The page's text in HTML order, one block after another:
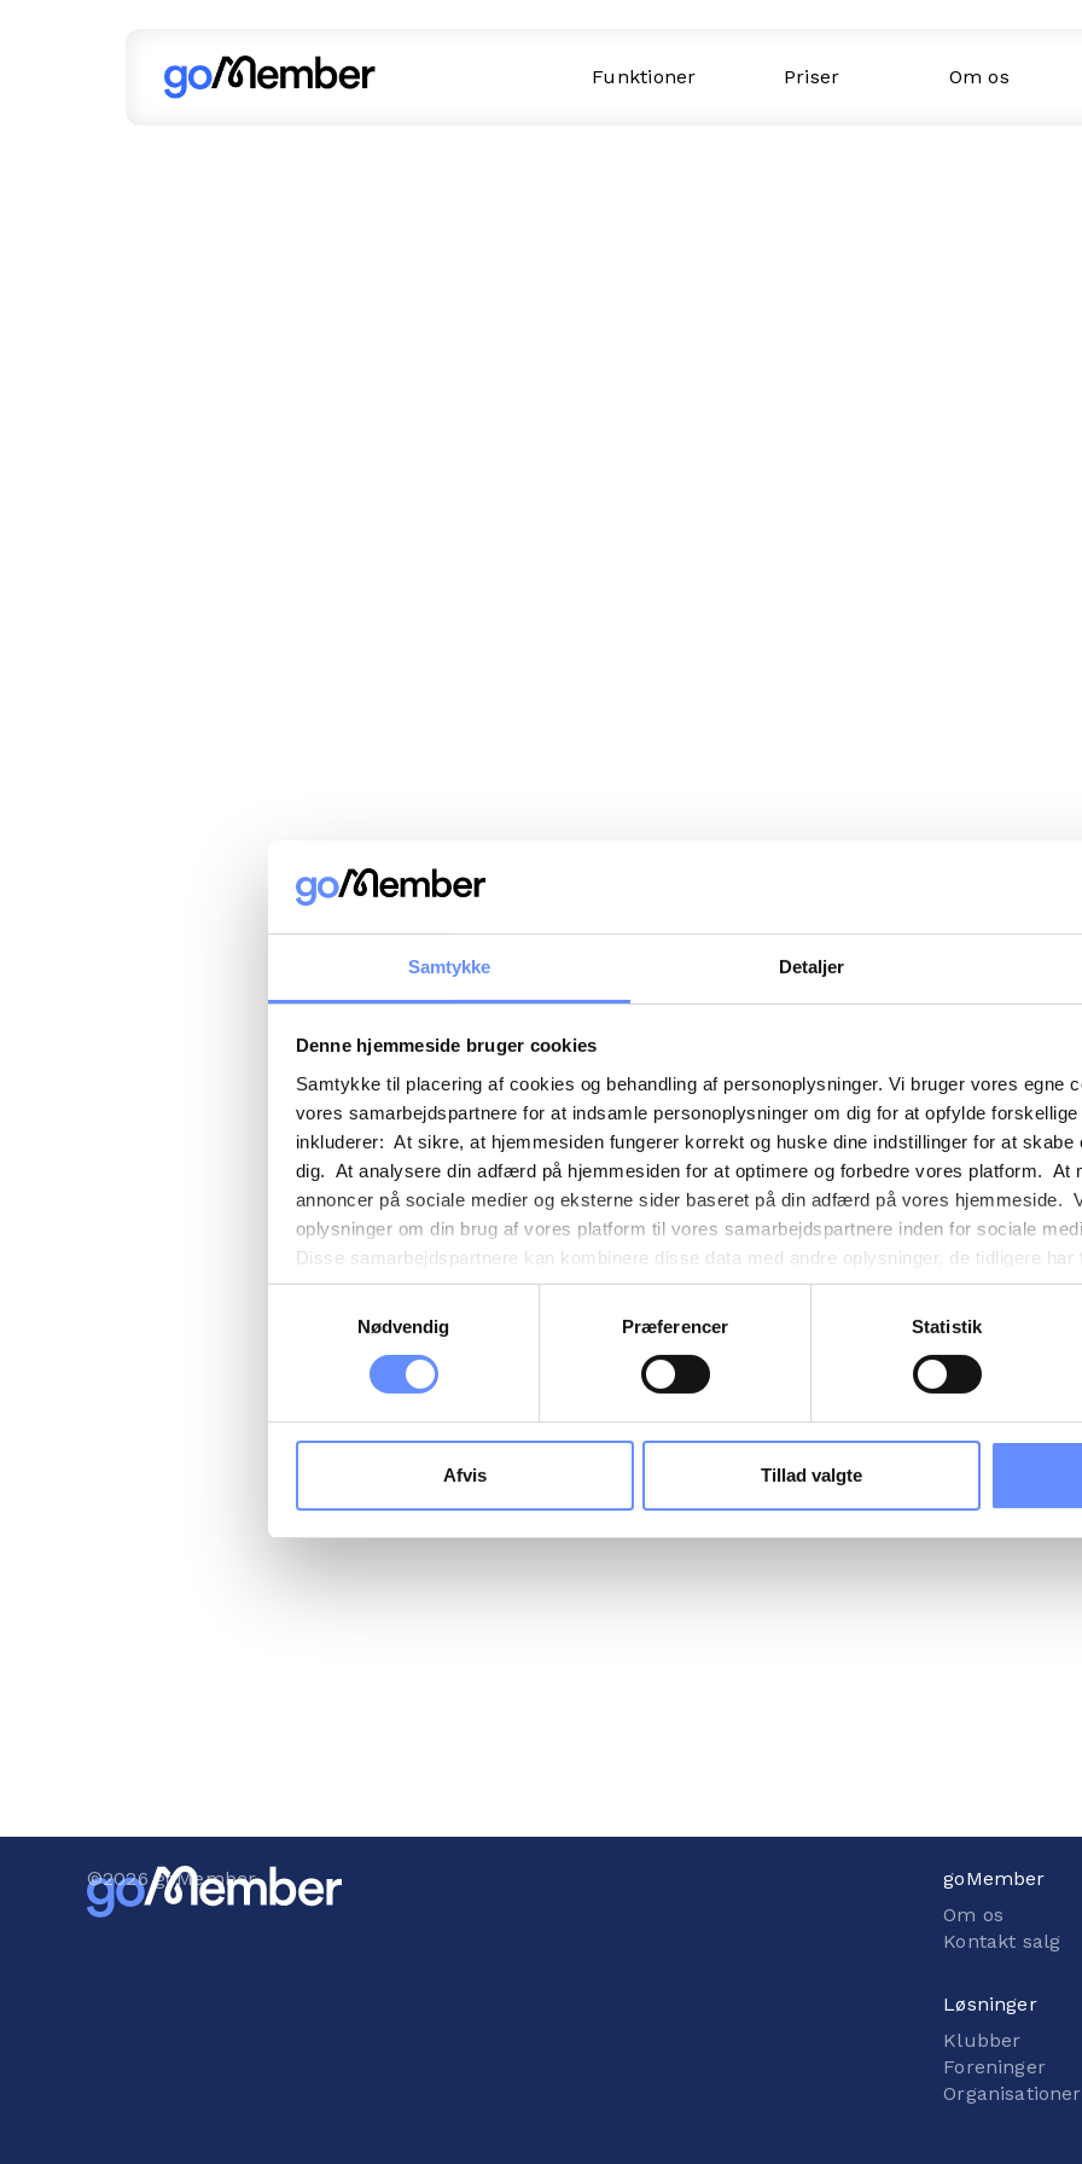
Samtykke Detaljer
Denne hjemmeside bruger cookies
Samtykke til placering af cookies og behandling af personoplysninger. Vi bruger vores egne
vores samarbejdspartnere for at indsamle personoplysninger om dig for at opfylde
inkluderer: At sikre, at hjemmesiden fungerer korrekt og huske dine indstillinger for at skabe
dig. At analysere din adfærd på hjemmesiden for at optimere og forbedre vores platform. At
annoncer på sociale medier og eksterne sider baseret på din adfærd på vores hjemmeside.
oplysninger om din brug af vores platform til vores samarbejdspartnere inden for sociale
Disse samarbejdspartnere kan kombinere disse data med andre oplysninger, de tidligere
gennem din brug af deres tjenester. Det skal bemærkes, at nogle af vores
tredjelande, herunder USA. Under detaljer finder du yderligere information om formålene
cookie opbevares. Du bestemmer selv, hvilke formål vores hjemmeside må anvende
Nødvendig
Præferencer Statistik
Afvis Tillad valgte
Funktioner Priser Om os
goMember
Om os
Kontakt salg
Løsninger
Klubber
Foreninger
Organisationer
©2026goMember